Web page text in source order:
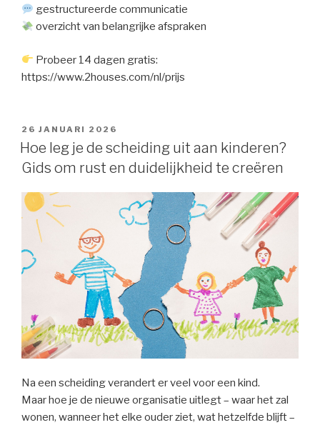
gestructureerde communicatie
overzicht van belangrijke afspraken
Probeer 14 dagen gratis:
https://www.2houses.com/nl/prijs
GEPLAATST
OP
26 JANUARI 2026
Hoe leg je de scheiding uit aan kinderen?
Gids om rust en duidelijkheid te creëren
Na een scheiding verandert er veel voor een kind.
Maar hoe je de nieuwe organisatie uitlegt – waar het zal
wonen, wanneer het elke ouder ziet, wat hetzelfde blijft –